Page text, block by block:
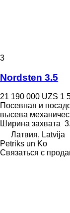
3
Nordsten 3.5
21 190 000 UZS 1
Посевная и
высева
Ширина захвата
Латвия, Latvija
Petriks un Ko
Связаться с